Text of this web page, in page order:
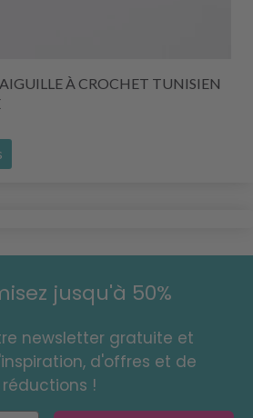
À CROCHET TUNISIEN
jusqu'à 50%
newsletter gratuite et
d'offres et de
réductions !